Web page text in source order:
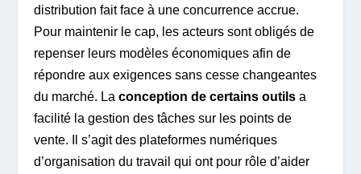
distribution fait face à une concurrence accrue.
Pour maintenir le cap, les acteurs sont obligés de
repenser leurs modèles économiques afin de
répondre aux exigences sans cesse changeantes
du marché. Laconception de certains outils a
facilité la gestion des tâches sur les points de
vente. Il s’agit des plateformes numériques
d’organisation du travail qui ont pour rôle d’aider